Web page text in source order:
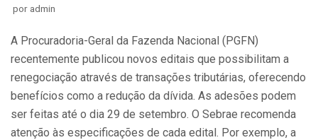
por admin
A Procuradoria-Geral da Fazenda Nacional (PGFN)
recentemente publicou novos editais que possibilitam a
renegociação através de transações tributárias, oferecendo
benefícios como a redução da dívida. As adesões podem
ser feitas até o dia 29 de setembro. O Sebrae recomenda
atenção às especificações de cada edital. Por exemplo, a